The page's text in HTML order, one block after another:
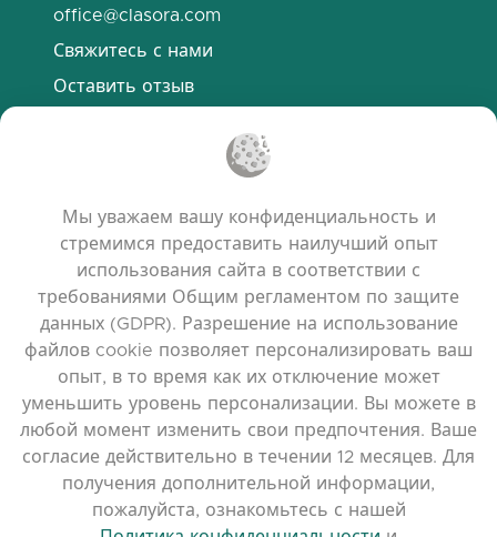
office@clasora.com
Свяжитесь с нами
Оставить отзыв
Часто задаваемые вопросы
Политика конфиденциальности
Политика использования файлов cookie
Условия использования
Примечания к выпуску
Мы уважаем вашу конфиденциальность и
стремимся предоставить наилучший опыт
использования сайта в соответствии с
требованиями Общим регламентом по защите
данных (GDPR). Разрешение на использование
файлов cookie позволяет персонализировать ваш
опыт, в то время как их отключение может
уменьшить уровень персонализации. Вы можете в
любой момент изменить свои предпочтения. Ваше
согласие действительно в течении 12 месяцев. Для
получения дополнительной информации,
пожалуйста, ознакомьтесь с нашей